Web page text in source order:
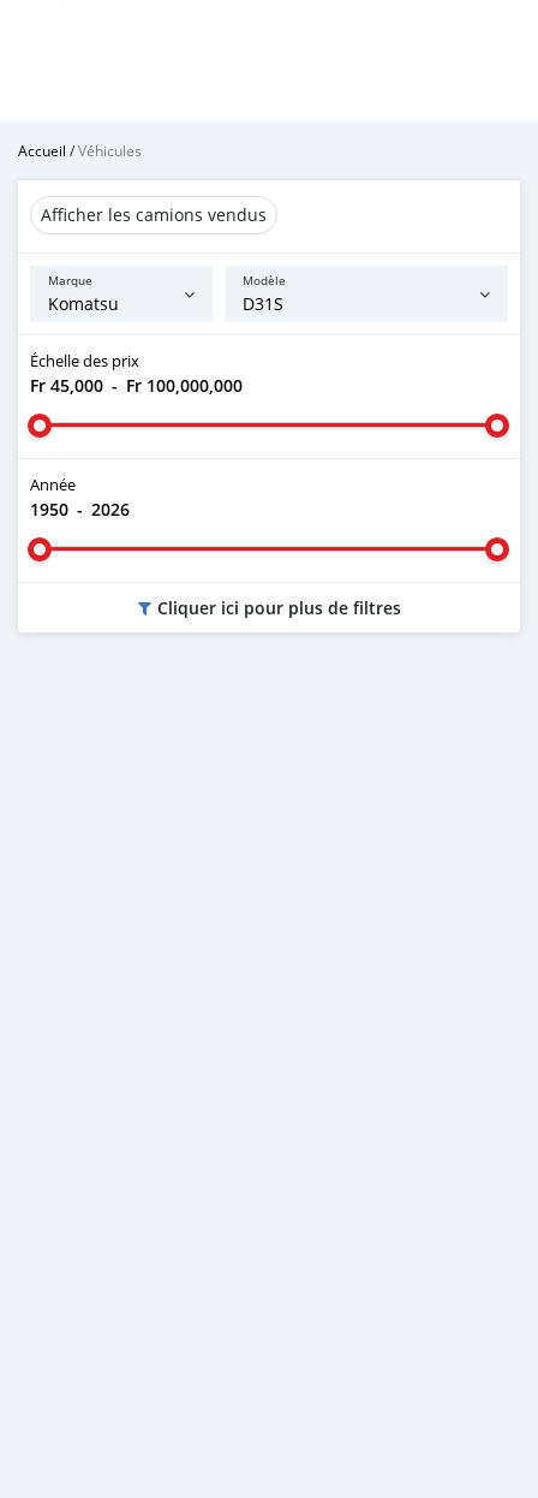
Accueil /Véhicules
Afficher les camions vendus
Marque Modèle
Échelle des prix
Fr 45,000 - Fr 100,000,000
Année
1950 - 2026
Cliquer ici pour plus de filtres